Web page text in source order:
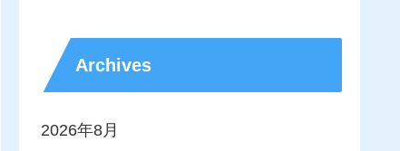
Archives
2026年8月